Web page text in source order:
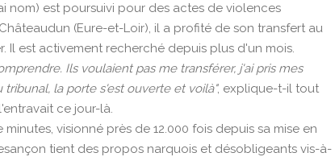
nom) est poursuivi pour des actes de violences
(Eure-et-Loir), il a profité de son transfert au
Il est activement recherché depuis plus d'un mois.
Ils voulaient pas me transférer, j'ai pris mes
la porte s'est ouverte et voilà", explique-t-il tout
ce jour-là.
visionné près de 12.000 fois depuis sa mise en
tient des propos narquois et désobligeants vis-à-